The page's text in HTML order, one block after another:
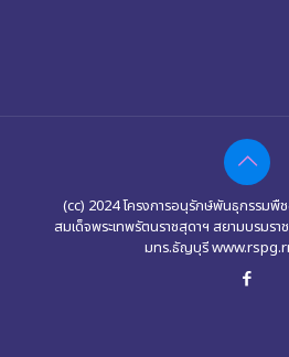
(cc) 2024 โครงการอนุรักษ์พันธุกรรมพืช
สมเด็จพระเทพรัตนราชสุดาฯ สยามบรมรา
มทร.ธัญบุรี